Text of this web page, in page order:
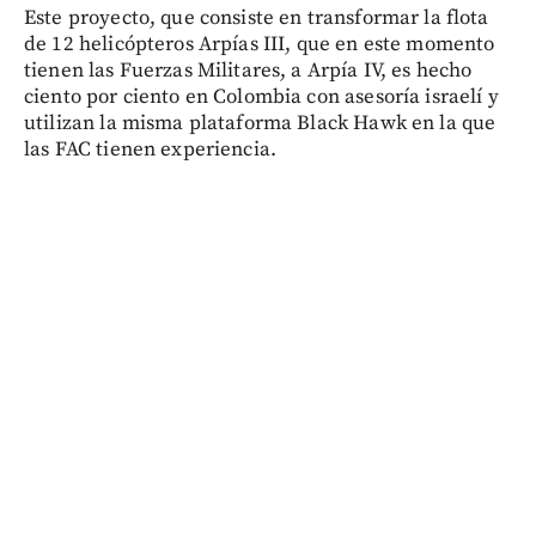
Este proyecto, que consiste en transformar la flota
de 12 helicópteros Arpías III, que en este momento
tienen las Fuerzas Militares, a Arpía IV, es hecho
ciento por ciento en Colombia con asesoría israelí y
utilizan la misma plataforma Black Hawk en la que
las FAC tienen experiencia.